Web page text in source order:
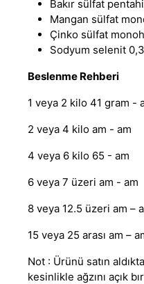
Bakır sülfat
Mangan sülfat
Çinko sülfat
Sodyum selenit
Beslenme Rehberi
1 veya 2 kilo 41 gram -
2 veya 4 kilo am - am
4 veya 6 kilo 65 - am
6 veya 7 üzeri am - am
8 veya 12.5 üzeri am –
15 veya 25 arası am –
Not : Ürünü satın
kesinlikle ağzını açık